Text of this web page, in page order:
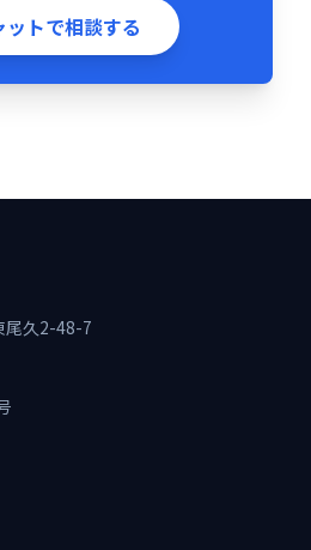
ットで相談する
尾久2-48-7